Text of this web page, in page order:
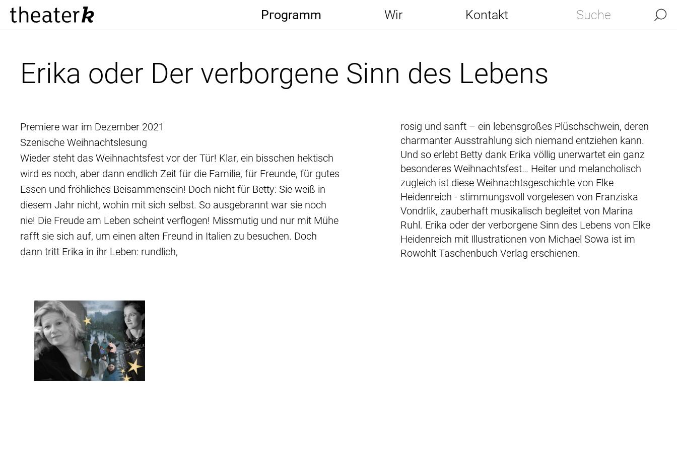
Pгogramm Wir Kontakt
Erika oder Der verborgene Sinn des Lebens
Premiere war im Dezember 2021
Szenische Weihnachtslesung
Wieder steht das Weihnachtsfest vor der Tür! Klar, ein bisschen hektisch
wird es noch, aber dann endlich Zeit für die Familie, für Freunde, für gutes
Essen und fröhliches Beisammensein! Doch nicht für Betty: Sie weiß in
diesem Jahr nicht, wohin mit sich selbst. So ausgebrannt war sie noch
nie! Die Freude am Leben scheint verflogen! Missmutig und nur mit Mühe
rafft sie sich auf, um einen alten Freund in Italien zu besuchen. Doch
dann tritt Erika in ihr Leben: rundlich,
rosig und sanft – ein lebensgroßes Plüschschwein, deren
charmanter Ausstrahlung sich niemand entziehen kann.
Und so erlebt Betty dank Erika völlig unerwartet ein ganz
besonderes Weihnachtsfest… Heiter und melancholisch
zugleich ist diese Weihnachtsgeschichte von Elke
Heidenreich - stimmungsvoll vorgelesen von Franziska
Vondrlik, zauberhaft musikalisch begleitet von Marina
Ruhl. Erika oder der verborgene Sinn des Lebens von Elke
Heidenreich mit Illustrationen von Michael Sowa ist im
Rowohlt Taschenbuch Verlag erschienen.